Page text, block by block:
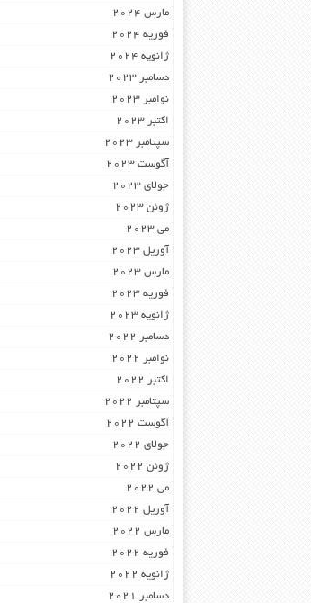
مارس 2024
فوریه 2024
ژانویه 2024
دسامبر 2023
نوامبر 2023
اکتبر 2023
سپتامبر 2023
آگوست 2023
جولای 2023
ژوئن 2023
می 2023
آوریل 2023
مارس 2023
فوریه 2023
ژانویه 2023
دسامبر 2022
نوامبر 2022
اکتبر 2022
سپتامبر 2022
آگوست 2022
جولای 2022
ژوئن 2022
می 2022
آوریل 2022
مارس 2022
فوریه 2022
ژانویه 2022
دسامبر 2021